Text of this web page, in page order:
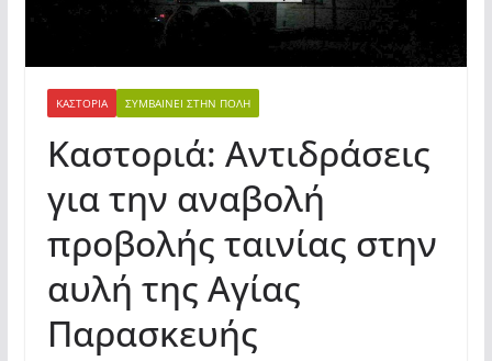
ΚΑΣΤΟΡΙΆ ΣΥΜΒΑΊΝΕΙ ΣΤΗΝ ΠΌΛΗ
Καστοριά: Αντιδράσεις
για την αναβολή
προβολής ταινίας στην
αυλή της Αγίας
Παρασκευής